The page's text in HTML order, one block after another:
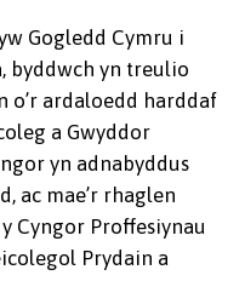
Gogledd Cymru i
byddwch yn treulio
o’r ardaloedd harddaf
a Gwyddor
yn adnabyddus
ac mae’r rhaglen
Cyngor Proffesiynau
Prydain a